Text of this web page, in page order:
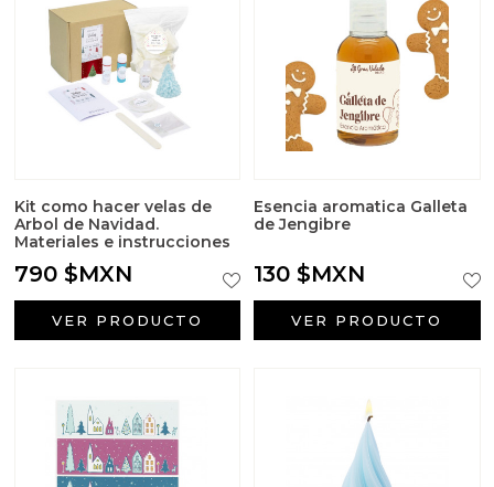
Kit como hacer velas de
Arbol de Navidad.
Materiales e instrucciones
790 $MXN
VER PRODUCTO
Esencia aromatica Galleta
de Jengibre
130 $MXN
VER PRODUCTO
Sales aromáticas
Utensilios